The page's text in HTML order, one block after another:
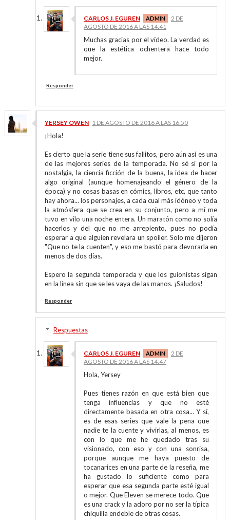
CARLOS J. EGUREN
2 DE
AGOSTO DE 2016 A LAS 14:41
Muchas gracias por el vídeo. La verdad es
que la estética ochentera hace todo
mejor.
Responder
YERSEY OWEN 1 DE AGOSTO DE 2016 A LAS 16:50
¡Hola!
Es cierto que la serie tiene sus fallitos, pero aún así es una
de las mejores series de la temporada. No sé si por la
nostalgia, la ciencia ficción de la buena, la idea de hacer
algo original (aunque homenajeando el género de la
época) y no cosas basas en cómics, libros, etc, que tanto
hay ahora... los personajes, a cada cual más idóneo y toda
la atmósfera que se crea en su conjunto, pero a mí me
tuvo en vilo una noche entera. Un maratón como no solía
hacerlos y del que no me arrepiento, pues no podía
esperar a que alguien revelara un spoiler. Solo me dijeron
"Que no te la cuenten", y eso me bastó para devorarla en
menos de dos días.
Espero la segunda temporada y que los guionistas sigan
en la línea sin que se les vaya de las manos. ¡Saludos!
Responder
Respuestas
CARLOS J. EGUREN
2 DE
AGOSTO DE 2016 A LAS 14:47
Hola, Yersey
Pues tienes razón en que está bien que
tenga influencias y que no esté
directamente basada en otra cosa... Y sí,
es de esas series que vale la pena que
nadie te la cuente y vivirlas, al menos, es
con lo que me he quedado tras su
visionado, con eso y con una sonrisa,
porque aunque me haya puesto de
tocanarices en una parte de la reseña, me
ha gustado lo suficiente como para
esperar que esa segunda parte esté igual
o mejor. Que Eleven se merece todo. Que
es una crack y la adoro por no ser la típica
chiquilla endeble de otras cosas.